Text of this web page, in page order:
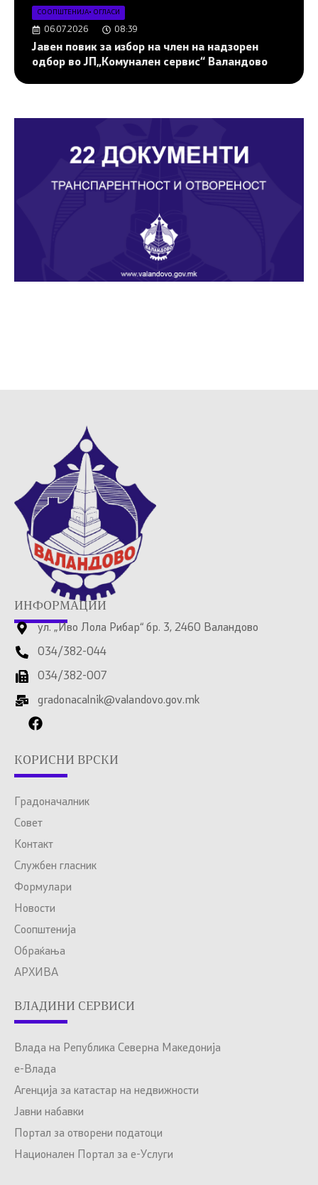
СООПШТЕНИЈА• ОГЛАСИ
06.07.2026 08:39
Јавен повик за избор на член на надзорен
одбор во ЈП„Комунален сервис“ Валандово
ИНФОРМАЦИИ
ул. „Иво Лола Рибар“ бр. 3, 2460 Валандово
034/382-044
034/382-007
gradonacalnik@valandovo.gov.mk
КОРИСНИ ВРСКИ
Градоначалник
Совет
Контакт
Службен гласник
Формулари
Новости
Соопштенија
Обраќања
АРХИВА
ВЛАДИНИ СЕРВИСИ
Влада на Република Северна Македонија
е-Влада
Агенција за катастар на недвижности
Јавни набавки
Портал за отворени податоци
Национален Портал за е-Услуги